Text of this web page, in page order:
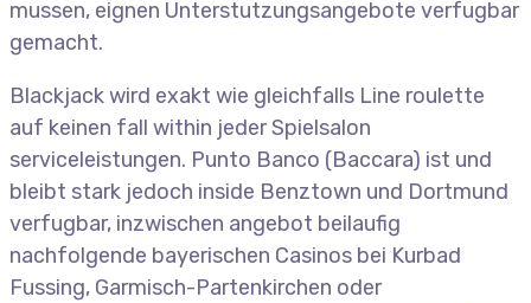
mussen, eignen Unterstutzungsangebote verfugbar
gemacht.
Blackjack wird exakt wie gleichfalls Line roulette
auf keinen fall within jeder Spielsalon
serviceleistungen. Punto Banco (Baccara) ist und
bleibt stark jedoch inside Benztown und Dortmund
verfugbar, inzwischen angebot beilaufig
nachfolgende bayerischen Casinos bei Kurbad
Fussing, Garmisch-Partenkirchen oder